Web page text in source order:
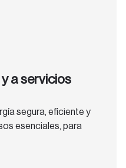
a servicios
segura, eficiente y
esenciales, para